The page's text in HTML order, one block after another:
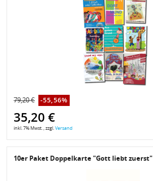
79,20 € -55,56%
35,20 €
inkl. 7% Mwst. , zzgl. Versand
10er Paket Doppelkarte "Gott liebt zuerst"